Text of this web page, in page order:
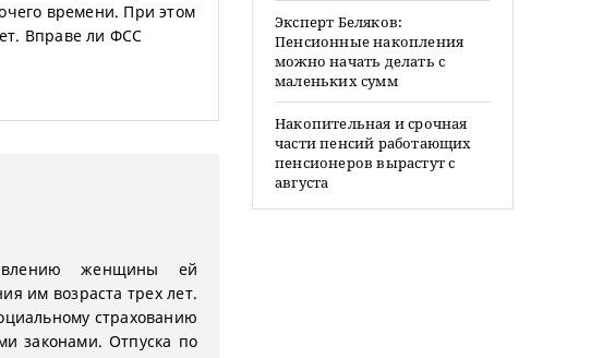
времени. При этом
Вправе ли ФСС
женщины ей
им возраста трех лет.
страхованию
законами. Отпуска по
Эксперт Беляков:
Пенсионные накопления
можно начать делать с
маленьких сумм
Накопительная и срочная
части пенсий работающих
пенсионеров вырастут с
августа